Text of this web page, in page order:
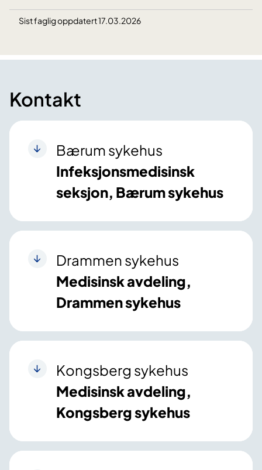
Sist faglig oppdatert 17.03.2026
Kontakt
Bærum sykehus
Infeksjonsmedisinsk
seksjon, Bærum sykehus
Drammen sykehus
Medisinsk avdeling,
Drammen sykehus
Kongsberg sykehus
Medisinsk avdeling,
Kongsberg sykehus